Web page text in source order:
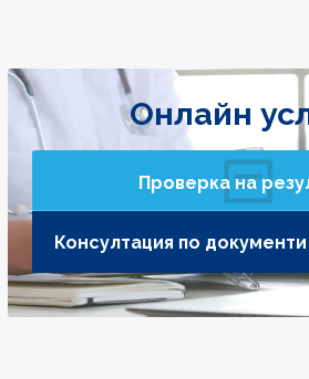
Онлайн
Проверка на
Консултация по документи